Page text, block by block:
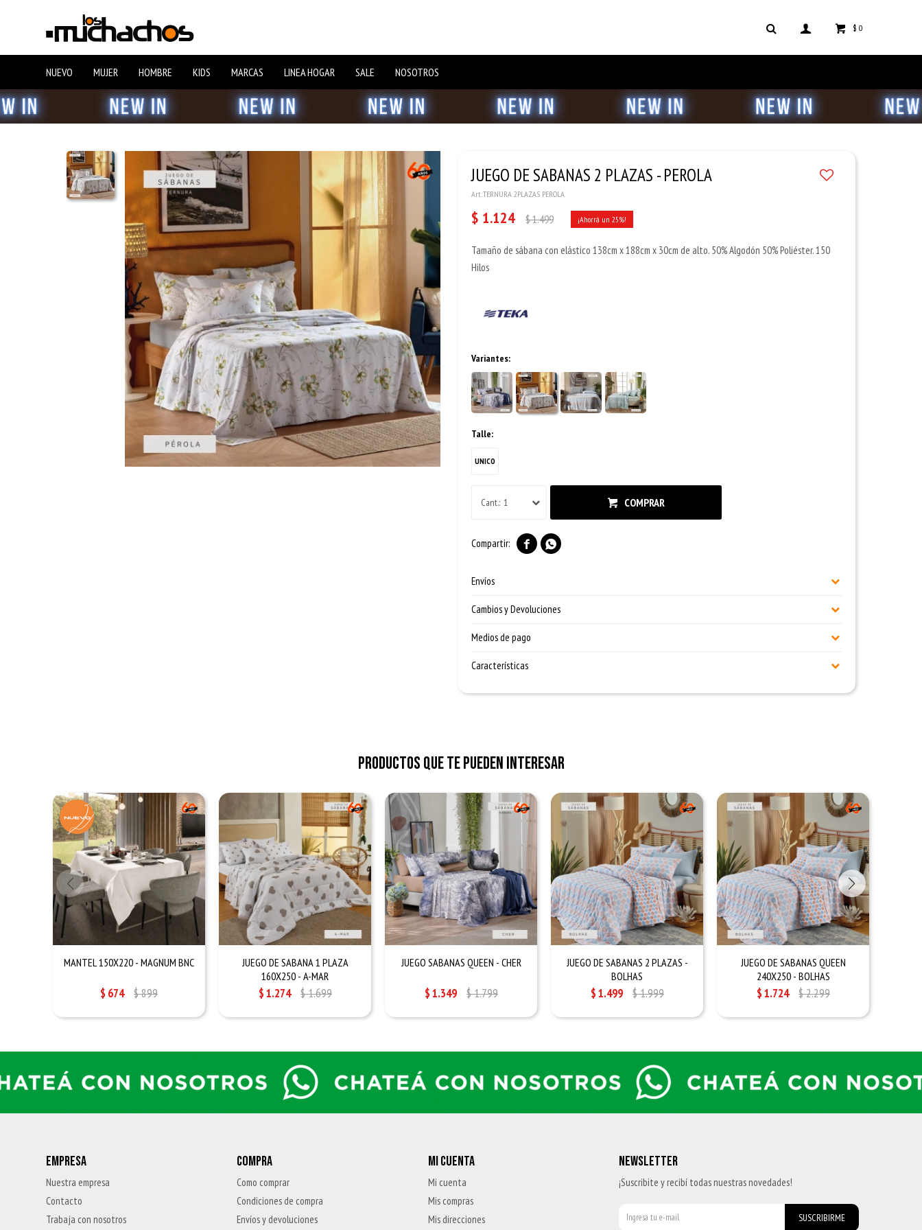
NUEVO MUJER HOMBRE KIDS MARCAS LINEA HOGAR SALE NOSOTROS
$ 0
JUEGO DE SABANAS 2 PLAZAS - PEROLA
TERNURA 2PLAZAS PEROLA
$ 1.124 $1.499 25
Tamaño de sábana con elástico 138cm x 188cm x 30cm de alto. 50% Algodón 50% Poliéster. 150
Hilos
Variantes:
Talle:
UNICO
1 COMPRAR
 
Envíos
Cambios y Devoluciones
Medios de pago
Características
Productos que te pueden interesar
MANTEL 150X220 - MAGNUM BNC
$ 674 $899
JUEGO DE SABANA 1 PLAZA
160X250 - A-MAR
$1.274 $1.699
JUEGO SABANAS QUEEN - CHER
$1.349 $1.799
JUEGO DE SABANAS 2 PLAZAS -
BOLHAS
$1.499 $1.999
JUEGO DE SABANAS QUEEN
240X250 - BOLHAS
$1.724 $2.299
EMPRESA
Nuestra empresa
Contacto
Trabaja con nosotros
COMPRA
Como comprar
Condiciones de compra
Envíos y devoluciones
MI CUENTA
Mi cuenta
Mis compras
Mis direcciones
NEWSLETTER
¡Suscribite y recibí todas nuestras novedades!
SUSCRIBIRME